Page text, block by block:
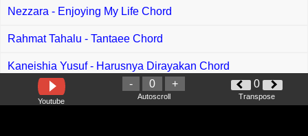
Nezzara - Enjoying My Life Chord
Rahmat Tahalu - Tantaee Chord
Kaneishia Yusuf - Harusnya Dirayakan Chord
Thomas Arya feat Fany Zee - Yakinkan Hati Kita Chord
Youtube
- 0 +
Autoscroll
0
Transpose